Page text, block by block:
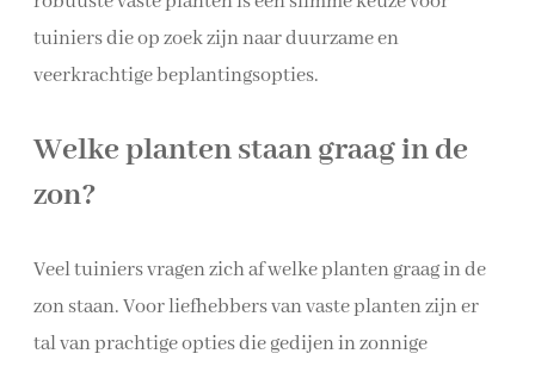
tuiniers die op zoek zijn naar duurzame en
veerkrachtige beplantingsopties.
Welke planten staan graag in de
zon?
Veel tuiniers vragen zich af welke planten graag in de
zon staan. Voor liefhebbers van vaste planten zijn er
tal van prachtige opties die gedijen in zonnige